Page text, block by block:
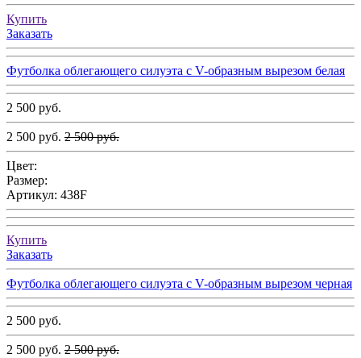
Купить
Заказать
Футболка облегающего силуэта с V-образным вырезом белая
2 500 руб.
2 500 руб. 2 500 руб.
Цвет:
Размер:
Артикул: 438F
Купить
Заказать
Футболка облегающего силуэта с V-образным вырезом черная
2 500 руб.
2 500 руб. 2 500 руб.